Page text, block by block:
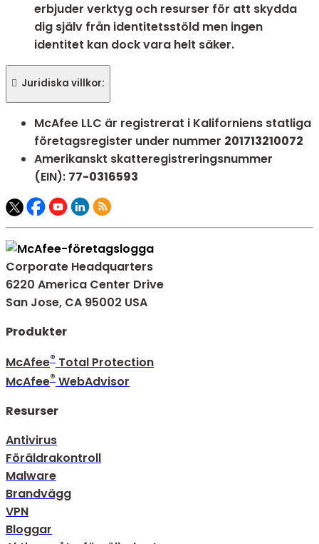
erbjuder verktyg och resurser för att skydda
dig själv från identitetsstöld men ingen
identitet kan dock vara helt säker.
 Juridiska villkor:​
McAfee LLC är registrerat i Kaliforniens statliga
företagsregister under nummer 201713210072
Amerikanskt skatteregistreringsnummer
(EIN): 77-0316593
Corporate Headquarters
6220 America Center Drive
San Jose, CA 95002 USA
Produkter
McAfee® Total Protection
McAfee® WebAdvisor
Resurser
Antivirus
Föräldrakontroll
Malware
Brandvägg
VPN
Bloggar